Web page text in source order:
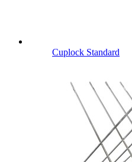
Cuplock Standard